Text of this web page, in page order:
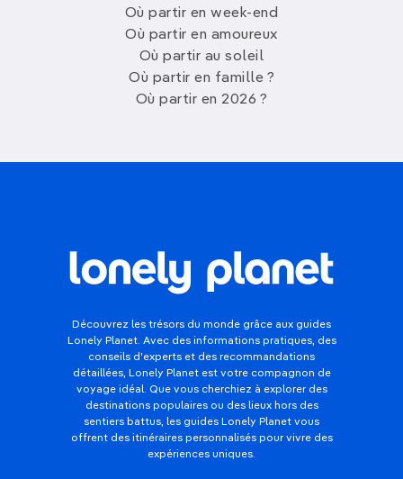
Où partir en week-end
Où partir en amoureux
Où partir au soleil
Où partir en famille ?
Où partir en 2026 ?
Découvrez les trésors du monde grâce aux guides
Lonely Planet. Avec des informations pratiques, des
conseils d'experts et des recommandations
détaillées, Lonely Planet est votre compagnon de
voyage idéal. Que vous cherchiez à explorer des
destinations populaires ou des lieux hors des
sentiers battus, les guides Lonely Planet vous
offrent des itinéraires personnalisés pour vivre des
expériences uniques.